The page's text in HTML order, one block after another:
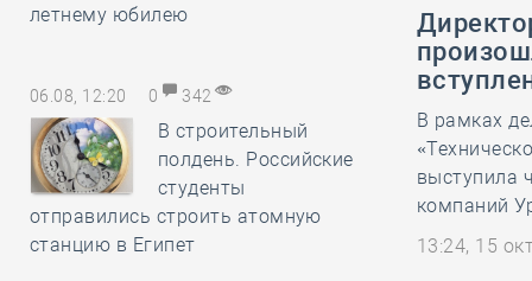
летнему юбилею
06.08, 12:20 0 342
В строительный
полдень. Российские
студенты
отправились строить атомную
станцию в Египет
В рамках
выступила
компаний
13:24, 15